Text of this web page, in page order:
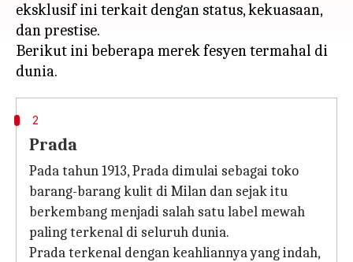
eksklusif ini terkait dengan status, kekuasaan,
dan prestise.
Berikut ini beberapa merek fesyen termahal di
2
Prada
Pada tahun 1913, Prada dimulai sebagai toko
barang-barang kulit di Milan dan sejak itu
berkembang menjadi salah satu label mewah
paling terkenal di seluruh dunia.
Prada terkenal dengan keahliannya yang indah,